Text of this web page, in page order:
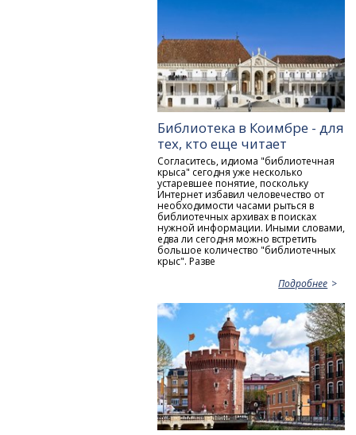
Библиотека в Коимбре - для
тех, кто еще читает
Согласитесь, идиома "библиотечная
крыса" сегодня уже несколько
устаревшее понятие, поскольку
Интернет избавил человечество от
необходимости часами рыться в
библиотечных архивах в поисках
нужной информации. Иными словами,
едва ли сегодня можно встретить
большое количество "библиотечных
крыс". Разве
Подробнее